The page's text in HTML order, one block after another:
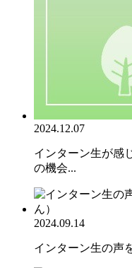
2024.12.07
インターン生が感
の機会...
2024.09.14
インターン生の声